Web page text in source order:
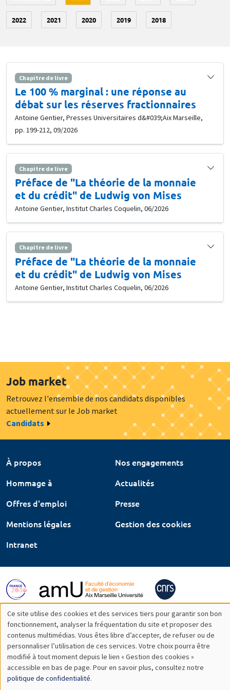
2022 2021 2020 2019 2018
Chapitre de livre
Le 100 % marginal : une réponse au
débat sur les réserves fractionnaires
Antoine Gentier, Presses Universitaires d&#039;Aix Marseille,
pp. 199-212, 09/2026
Chapitre de livre
Préface de "La théorie de la monnaie
et du crédit" de Ludwig von Mises
Antoine Gentier, Institut Charles Coquelin, 06/2026
Chapitre de livre
Préface de "La théorie de la monnaie
et du crédit" de Ludwig von Mises
Antoine Gentier, Institut Charles Coquelin, 06/2026
Job market
Retrouvez l'ensemble de nos candidats disponibles
actuellement sur le Job market
Candidats
À propos
Nos engagements
Hommage à
Actualités
Offres d'emploi
Presse
Mentions légales
Gestion des cookies
Intranet
Utilisation
des
données
personnelles
Ce site utilise des cookies et des services tiers pour garantir son bon
fonctionnement, analyser la fréquentation du site et proposer des
contenus multimédias. Vous êtes libre d’accepter, de refuser ou de
personnaliser l’utilisation de ces services. Votre choix pourra être
modifié à tout moment depuis le lien « Gestion des cookies »
accessible en bas de page. Pour en savoir plus, consultez notre
politique de confidentialité.